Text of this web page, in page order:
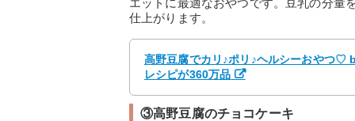
仕上がります。
高野豆腐でカリ♪ポリ♪ヘルシーおやつ♡
レシピが360万品
③高野豆腐のチョコケーキ